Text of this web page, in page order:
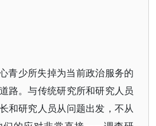
青少所失掉为当前政治服务的
路。与传统研究所和研究人员
和研究人员从问题出发，不从